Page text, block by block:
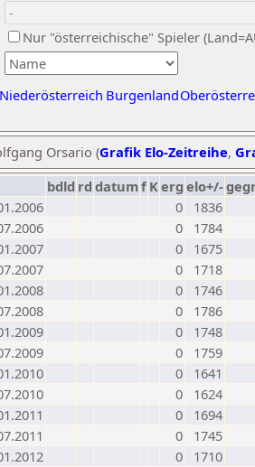
Nur "österreichische" Spieler
Niederösterreich Burgenland
Orsario (Grafik Elo-Zeitreihe,
bdld rd datumf Kerg elo+/-
0
1836
0
1784
0
1675
0
1718
0
1746
0
1786
0
1748
0
1759
0
1641
0
1624
0
1694
0
1745
0
1710